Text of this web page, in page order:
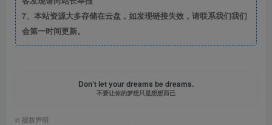
7、本站资源大多存储在云盘，如发现链接失效，请联系我们我们
会第一时间更新。
Don’t let your dreams be dreams.
不要让你的梦想只是想想而已
© 版权声明